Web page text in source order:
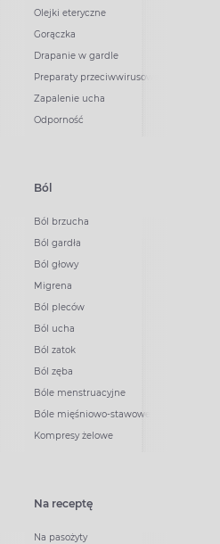
Olejki eteryczne
Gorączka
Drapanie w gardle
Preparaty przeciwwirusowe
Zapalenie ucha
Odporność
Ból
Ból brzucha
Ból gardła
Ból głowy
Migrena
Ból pleców
Ból ucha
Ból zatok
Ból zęba
Bóle menstruacyjne
Bóle mięśniowo-stawowe
Kompresy żelowe
Na receptę
Na pasożyty